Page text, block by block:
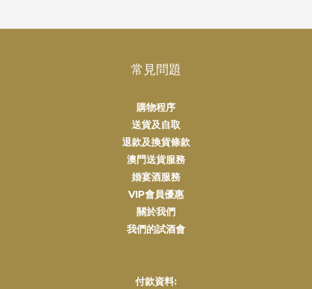
常見問題
購物程序
送貨及自取
退款及換貨條款
澳門送貨服務
婚宴酒服務
VIP會員優惠
關於我們
我們的試酒會
付款資料: